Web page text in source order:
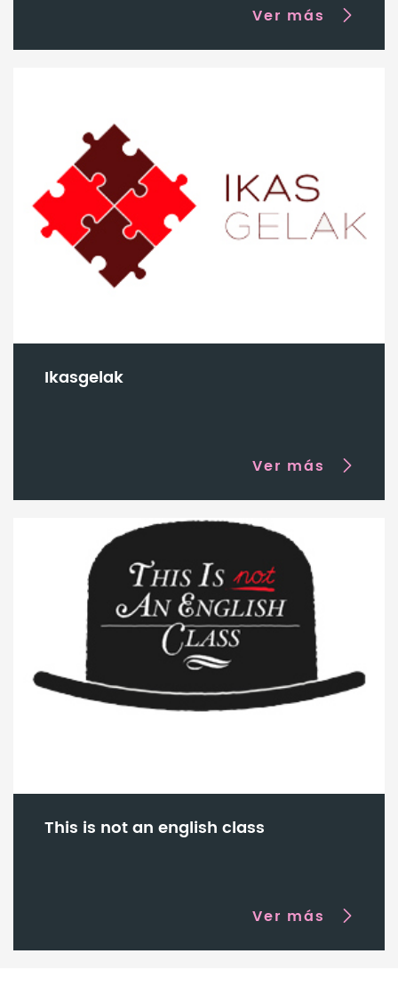
Ver más
Ikasgelak
Ver más
This is not an english class
Ver más